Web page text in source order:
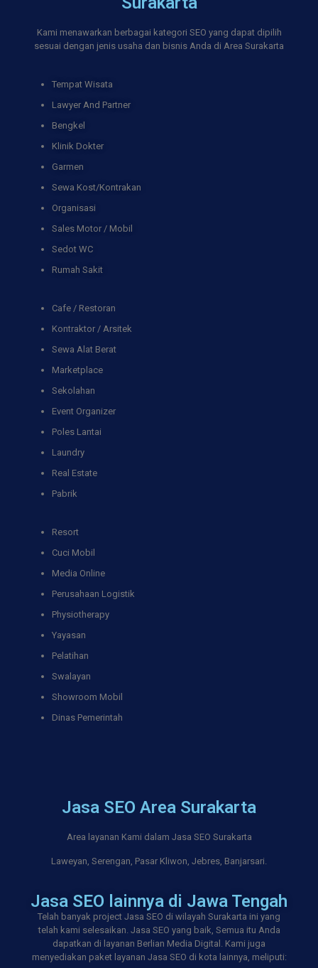
Kami menawarkan berbagai kategori SEO yang dapat dipilih
sesuai dengan jenis usaha dan bisnis Anda di Area Surakarta
Tempat Wisata
Lawyer And Partner
Bengkel
Klinik Dokter
Garmen
Sewa Kost/Kontrakan
Organisasi
Sales Motor / Mobil
Sedot WC
Rumah Sakit
Cafe / Restoran
Kontraktor / Arsitek
Sewa Alat Berat
Marketplace
Sekolahan
Event Organizer
Poles Lantai
Laundry
Real Estate
Pabrik
Resort
Cuci Mobil
Media Online
Perusahaan Logistik
Physiotherapy
Yayasan
Pelatihan
Swalayan
Showroom Mobil
Dinas Pemerintah
Jasa SEO Area Surakarta
Area layanan Kami dalam Jasa SEO Surakarta
Laweyan, Serengan, Pasar Kliwon, Jebres, Banjarsari.
Jasa SEO lainnya di Jawa Tengah
Telah banyak project Jasa SEO di wilayah Surakarta ini yang
telah kami selesaikan. Jasa SEO yang baik, Semua itu Anda
dapatkan di layanan Berlian Media Digital. Kami juga
menyediakan paket layanan Jasa SEO di kota lainnya, meliputi: